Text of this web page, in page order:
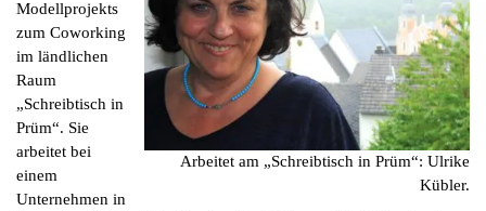
Arbeitet am „Schreibtisch in Prüm“: Ulrike
Kübler.
Modellprojekts
zum Coworking
im ländlichen
Raum
„Schreibtisch in
Prüm“. Sie
arbeitet bei
einem
Unternehmen in